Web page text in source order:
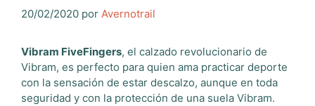
20/02/2020 por Avernotrail
Vibram FiveFingers, el calzado revolucionario de
Vibram, es perfecto para quien ama practicar deporte
con la sensación de estar descalzo, aunque en toda
seguridad y con la protección de una suela Vibram.